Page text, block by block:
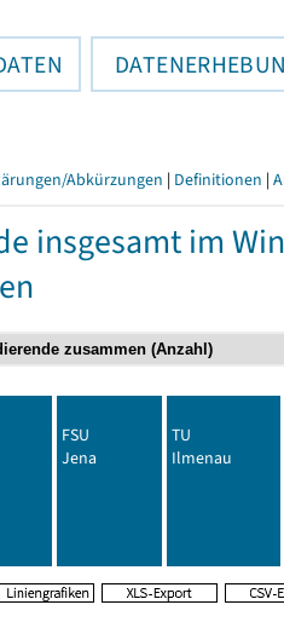
Abkürzungen | Definitionen |
insgesamt im
FSU
Jena
TU
Ilmenau